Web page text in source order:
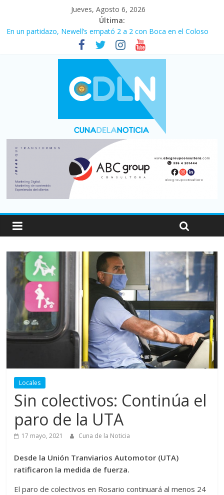
Jueves, Agosto 6, 2026
Última:
En un partidazo, Newell’s empató 2 a 2 con Boca en el Coloso
Vacaciones de invierno con más movimiento y consumo
turístico: 4,6 millones de personas viajaron por el país, un 5,9%
Fuerte caída de la venta de autos usados en julio: bajó un 12,6%
Central venció 1 a 0 al River de Coudet en el Monumental
Pullaro mejora sus relaciones con el Gobierno nacional
Locales
Sin colectivos: Continúa el
paro de la UTA
17 mayo, 2021 Cuna de la Noticia
Desde la Unión Tranviarios Automotor (UTA)
ratificaron la medida de fuerza.
El paro de colectivos en Rosario continuará al menos 24